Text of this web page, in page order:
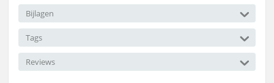
Bijlagen
Tags
Reviews